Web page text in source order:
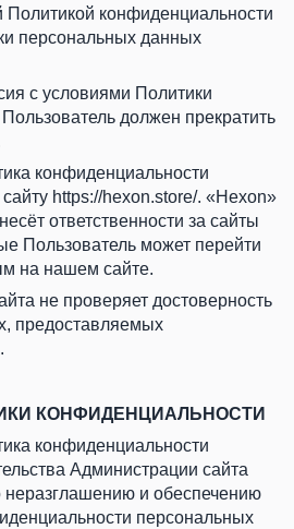
Политикой конфиденциальности
персональных данных
с условиями Политики
должен прекратить
конфиденциальности
https://hexon.store/. «Hexon»
ответственности за сайты
Пользователь может перейти
на нашем сайте.
не проверяет достоверность
предоставляемых
КОНФИДЕНЦИАЛЬНОСТИ
конфиденциальности
Администрации сайта
неразглашению и обеспечению
персональных